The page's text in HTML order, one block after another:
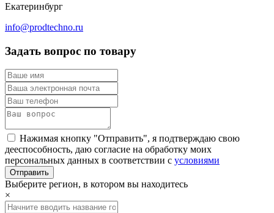
Екатеринбург
info@prodtechno.ru
Задать вопрос по товару
Нажимая кнопку "Отправить", я подтверждаю свою
дееспособность, даю согласие на обработку моих
персональных данных в соответствии с условиями
Выберите регион, в котором вы находитесь
×